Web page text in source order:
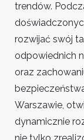
trendów.
rozwijać swój
odpowiednich
oraz
Warszawie,
dynamicznie